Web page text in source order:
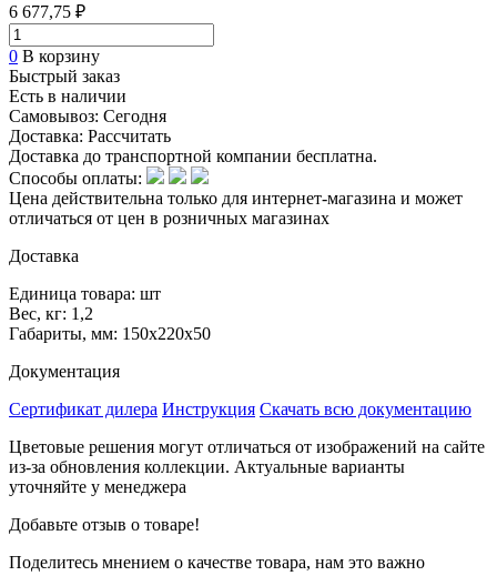
6 677,75 ₽
0 В корзину
Быстрый заказ
Есть в наличии
Самовывоз: Сегодня
Доставка: Рассчитать
Доставка до транспортной компании бесплатна.
Способы оплаты:
Цена действительна только для интернет-магазина и может
отличаться от цен в розничных магазинах
Доставка
Единица товара: шт
Вес, кг: 1,2
Габариты, мм: 150х220х50
Документация
Сертификат дилера Инструкция Скачать всю документацию
Цветовые решения могут отличаться от изображений на сайте
из-за обновления коллекции. Актуальные варианты
уточняйте у менеджера
Добавьте отзыв о товаре!
Поделитесь мнением о качестве товара, нам это важно